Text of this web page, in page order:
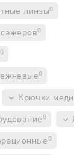
линзы0
0
0
0
keyboard_arrow_down Крючки
0 keyboard_arrow_down
0